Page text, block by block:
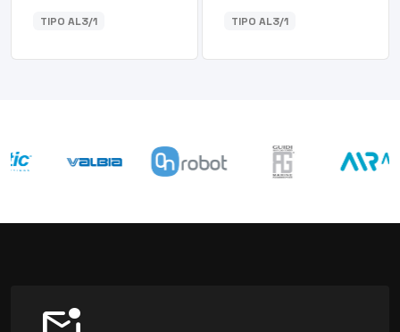
TIPO AL3/1 TIPO AL3/1